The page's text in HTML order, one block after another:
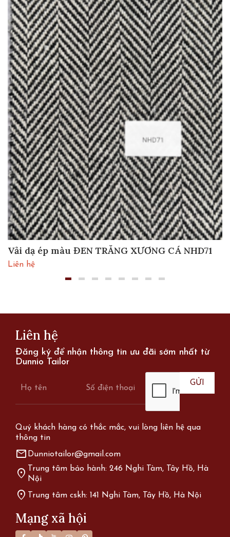
Vải dạ ép màu ĐEN TRẮNG XƯƠNG CÁ NHD71
Liên hệ
Liên hệ
Đăng ký để nhận thông tin ưu đãi sớm nhất từ
Dunnio Tailor
Quý khách hàng có thắc mắc, vui lòng liên hệ qua
thông tin
mail Dunniotailor@gmail.com
location_on Trung tâm bảo hành: 246 Nghi Tàm, Tây Hồ, Hà
Nội
location_on Trung tâm cskh: 141 Nghi Tàm, Tây Hồ, Hà Nội
Mạng xã hội